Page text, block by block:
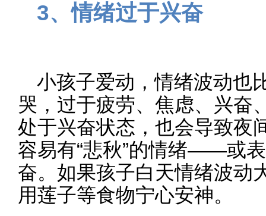
3、情绪过于兴奋
小孩子爱动，情绪波动也
哭，过于疲劳、焦虑、兴奋
处于兴奋状态，也会导致夜
容易有“悲秋”的情绪——或
奋。如果孩子白天情绪波动
用莲子等食物宁心安神。